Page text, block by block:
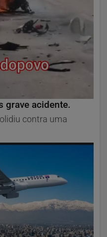
grave acidente.
contra uma